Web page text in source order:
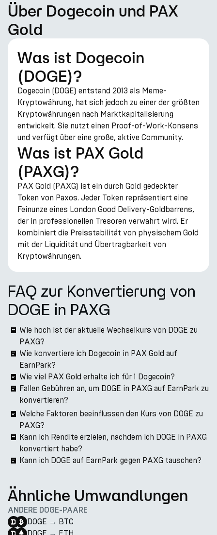
Über Dogecoin und PAX
Gold
Was ist Dogecoin
(DOGE)?
Dogecoin (DOGE) entstand 2013 als Meme-
Kryptowährung, hat sich jedoch zu einer der größten
Kryptowährungen nach Marktkapitalisierung
entwickelt. Sie nutzt einen Proof-of-Work-Konsens
und verfügt über eine große, aktive Community.
Was ist PAX Gold
(PAXG)?
PAX Gold (PAXG) ist ein durch Gold gedeckter
Token von Paxos. Jeder Token repräsentiert eine
Feinunze eines London Good Delivery-Goldbarrens,
der in professionellen Tresoren verwahrt wird. Er
kombiniert die Preisstabilität von physischem Gold
mit der Liquidität und Übertragbarkeit von
Kryptowährungen.
FAQ zur Konvertierung von
DOGE in PAXG
Wie hoch ist der aktuelle Wechselkurs von DOGE zu
PAXG?
Wie konvertiere ich Dogecoin in PAX Gold auf
EarnPark?
Wie viel PAX Gold erhalte ich für 1 Dogecoin?
Fallen Gebühren an, um DOGE in PAXG auf EarnPark zu
konvertieren?
Welche Faktoren beeinflussen den Kurs von DOGE zu
PAXG?
Kann ich Rendite erzielen, nachdem ich DOGE in PAXG
konvertiert habe?
Kann ich DOGE auf EarnPark gegen PAXG tauschen?
Ähnliche Umwandlungen
ANDERE DOGE-PAARE
DOGE → BTC